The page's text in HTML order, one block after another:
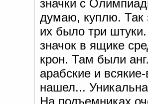
значки с
думаю, куплю. Так
их было три
значок в ящике
крон. Там были
арабские и
нашел...
На подъемниках